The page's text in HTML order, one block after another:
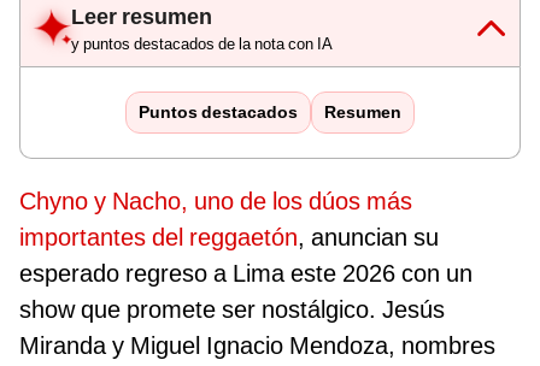
Leer resumen
y puntos destacados de la nota con IA
Puntos destacados Resumen
Chyno y Nacho, uno de los dúos más
importantes del reggaetón, anuncian su
esperado regreso a Lima este 2026 con un
show que promete ser nostálgico. Jesús
Miranda y Miguel Ignacio Mendoza, nombres